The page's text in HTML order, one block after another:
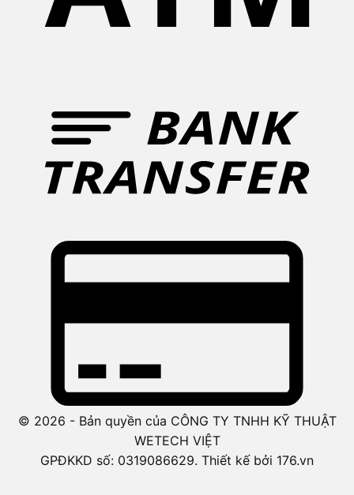
© 2026 - Bản quyền của CÔNG TY TNHH KỸ THUẬT
WETECH VIỆT
GPĐKKD số: 0319086629. Thiết kế bởi 176.vn